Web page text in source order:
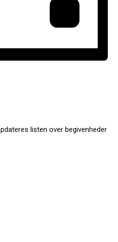
listen over begivenheder